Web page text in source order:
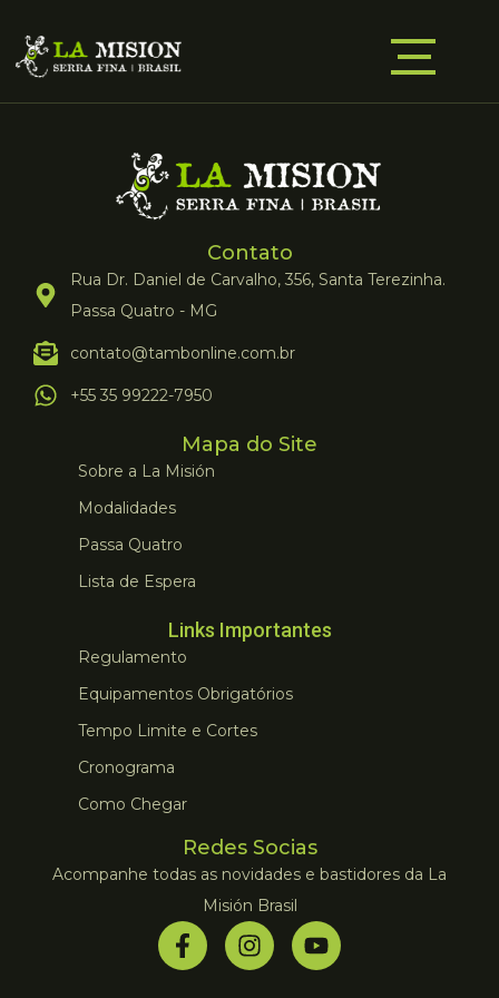
Contato
Rua Dr. Daniel de Carvalho, 356, Santa Terezinha.
Passa Quatro - MG
contato@tambonline.com.br
+55 35 99222-7950
Mapa do Site
Sobre a La Misión
Modalidades
Passa Quatro
Lista de Espera
Links Importantes
Regulamento
Equipamentos Obrigatórios
Tempo Limite e Cortes
Cronograma
Como Chegar
Redes Socias
Acompanhe todas as novidades e bastidores da La
Misión Brasil